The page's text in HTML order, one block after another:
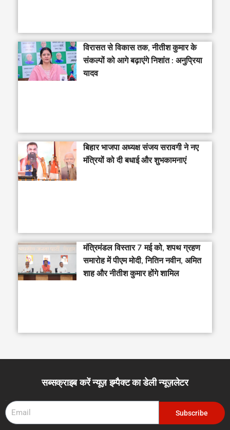
विरासत से विकास तक, नीतीश कुमार के
संकल्पों को आगे बढ़ाएंगे निशांत : अनुप्रिया
यादव
बिहार भाजपा अध्यक्ष संजय सरावगी ने नए
मंत्रियों को दी बधाई और शुभकामनाएं
मंत्रिमंडल विस्तार 7 मई को, शपथ ग्रहण
समारोह में पीएम मोदी, नितिन नवीन, अमित
शाह और नीतीश कुमार होंगे शामिल
सब्सक्राइब करें न्यूज़ इम्पैक्ट का डेली न्यूज़लेटर
Subscribe